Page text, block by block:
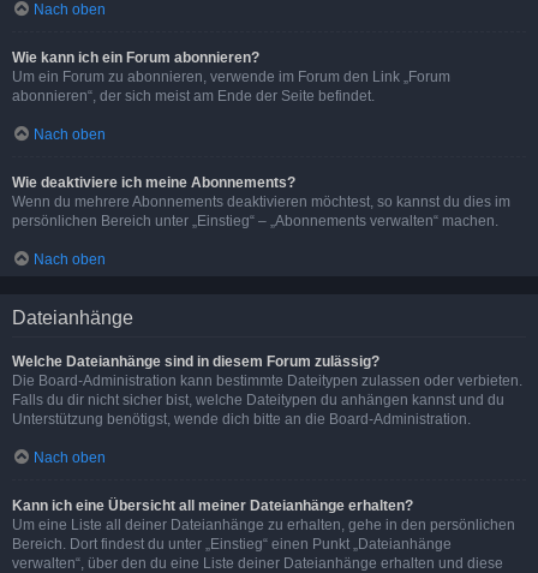
Nach oben
Wie kann ich ein Forum abonnieren?
Um ein Forum zu abonnieren, verwende im Forum den Link „Forum
abonnieren“, der sich meist am Ende der Seite befindet.
Nach oben
Wie deaktiviere ich meine Abonnements?
Wenn du mehrere Abonnements deaktivieren möchtest, so kannst du dies im
persönlichen Bereich unter „Einstieg“ – „Abonnements verwalten“ machen.
Nach oben
Dateianhänge
Welche Dateianhänge sind in diesem Forum zulässig?
Die Board-Administration kann bestimmte Dateitypen zulassen oder verbieten.
Falls du dir nicht sicher bist, welche Dateitypen du anhängen kannst und du
Unterstützung benötigst, wende dich bitte an die Board-Administration.
Nach oben
Kann ich eine Übersicht all meiner Dateianhänge erhalten?
Um eine Liste all deiner Dateianhänge zu erhalten, gehe in den persönlichen
Bereich. Dort findest du unter „Einstieg“ einen Punkt „Dateianhänge
verwalten“, über den du eine Liste deiner Dateianhänge erhalten und diese